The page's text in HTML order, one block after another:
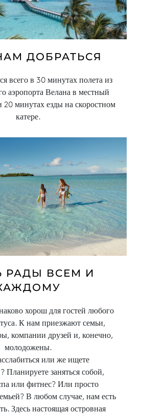
ДОБРАТЬСЯ
всего в 30 минутах полета из
аэропорта Велана в местный
20 минутах езды на скоростном
катере.
РАДЫ ВСЕМ И
хорош для гостей любого
К нам приезжают семьи,
компании друзей и, конечно,
молодожены.
или же ищете
Планируете заняться собой,
или фитнес? Или просто
В любом случае, нам есть
Здесь настоящая островная